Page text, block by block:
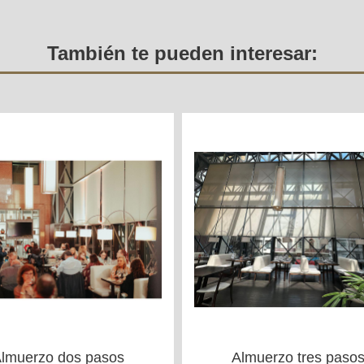
También te pueden interesar:
dos pasos Almuerzo tres pasos